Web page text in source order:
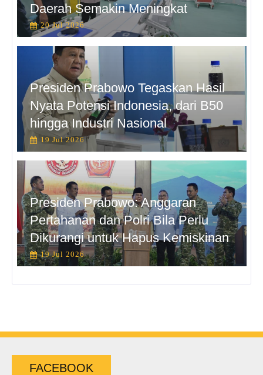
Daerah Semakin Meningkat
20 Jul 2026
Presiden Prabowo Tegaskan Hasil
Nyata Potensi Indonesia, dari B50
hingga Industri Nasional
19 Jul 2026
Presiden Prabowo: Anggaran
Pertahanan dan Polri Bila Perlu
Dikurangi untuk Hapus Kemiskinan
19 Jul 2026
FACEBOOK